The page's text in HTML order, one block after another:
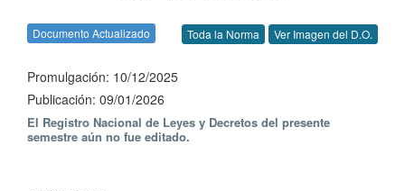
Documento Actualizado Toda la Norma Ver Imagen del D.O.
Promulgación: 10/12/2025
Publicación: 09/01/2026
El Registro Nacional de Leyes y Decretos del presente
semestre aún no fue editado.